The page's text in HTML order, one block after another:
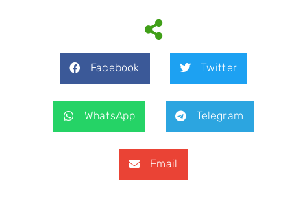
Facebook Twitter
WhatsApp Telegram
Email